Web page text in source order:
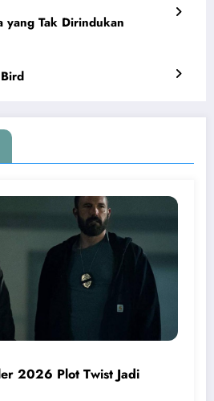
yang Tak Dirindukan
2026 Plot Twist Jadi